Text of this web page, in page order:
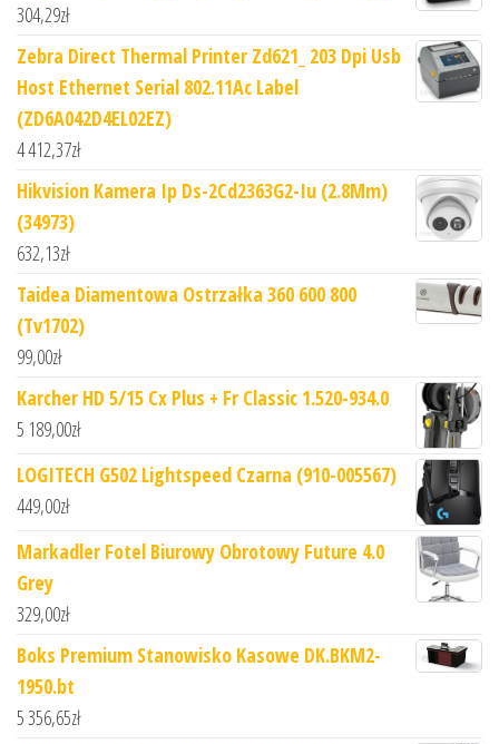
304,29zł
Zebra Direct Thermal Printer Zd621_ 203 Dpi Usb
Host Ethernet Serial 802.11Ac Label
(ZD6A042D4EL02EZ)
4 412,37zł
Hikvision Kamera Ip Ds-2Cd2363G2-Iu (2.8Mm)
(34973)
632,13zł
Taidea Diamentowa Ostrzałka 360 600 800
(Tv1702)
99,00zł
Karcher HD 5/15 Cx Plus + Fr Classic 1.520-934.0
5 189,00zł
LOGITECH G502 Lightspeed Czarna (910-005567)
449,00zł
Markadler Fotel Biurowy Obrotowy Future 4.0
Grey
329,00zł
Boks Premium Stanowisko Kasowe DK.BKM2-
1950.bt
5 356,65zł